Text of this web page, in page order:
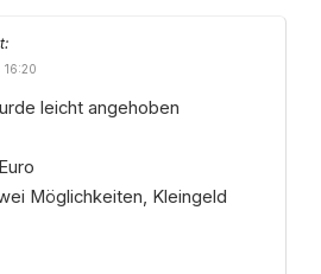
16:20
leicht angehoben
Möglichkeiten, Kleingeld